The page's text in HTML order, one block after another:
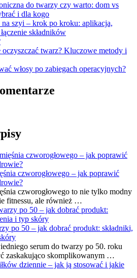
do twarzy czy warto: dom vs
i dla kogo
na szyi – krok po kroku: aplikacja,
składników
oczyszczać twarz? Kluczowe metody i
włosy po zabiegach operacyjnych?
czworogłowego – jak poprawić
czworogłowego to nie tylko modny
fitnessu, ale również …
po 50 – jak dobrać produkt: składniki,
serum do twarzy po 50. roku
zaskakująco skomplikowanym …